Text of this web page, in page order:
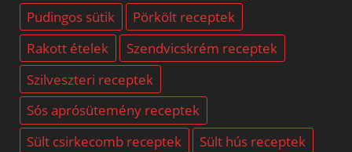
Pudingos sütik
Pörkölt receptek
Rakott ételek
Szendvicskrém receptek
Szilveszteri receptek
Sós aprósütemény receptek
Sült csirkecomb receptek
Sült hús receptek